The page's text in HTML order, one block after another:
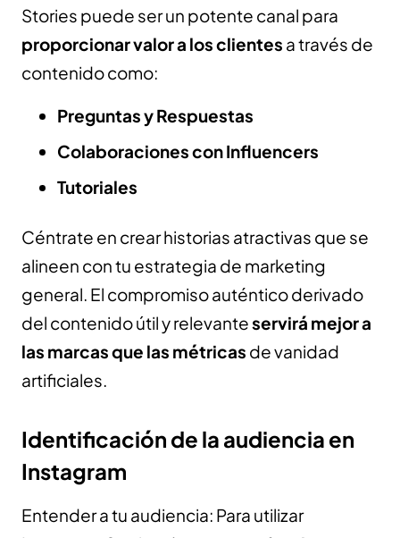
Stories puede ser un potente canal para
proporcionar valor a los clientes a través de
contenido como:
Preguntas y Respuestas
Colaboraciones con Influencers
Tutoriales
Céntrate en crear historias atractivas que se
alineen con tu estrategia de marketing
general. El compromiso auténtico derivado
del contenido útil y relevanteservirá mejor a
las marcas que las métricas de vanidad
artificiales.
Identificación de la audiencia en
Instagram
Entender a tu audiencia: Para utilizar